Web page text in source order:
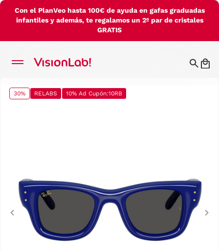
Con el PlanVeo hasta 100€ de ayuda en gafas graduadas
infantiles y además, te regalamos un 2º par de cristales
GRATIS
30% RELABS 10% Ad Cupón:10RB
Previous